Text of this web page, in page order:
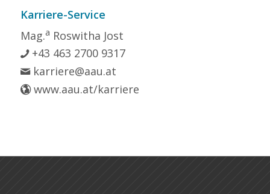
Karriere-Service
Mag.a Roswitha Jost
+43 463 2700 9317
karriere@aau.at
www.aau.at/karriere